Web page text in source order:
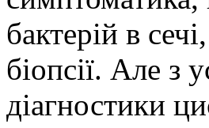
бактерій в
біопсії. Але з
діагностики